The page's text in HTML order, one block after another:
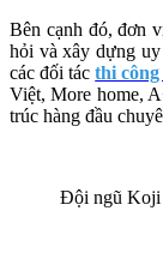
Bên cạnh đó, đơn
hỏi và xây dựng
các đối tácthi
Việt, More home,
trúc hàng đầu
Đội ngũ Koji